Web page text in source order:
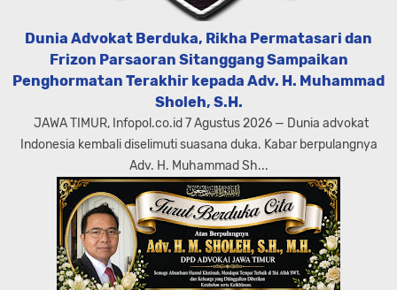
Dunia Advokat Berduka, Rikha Permatasari dan
Frizon Parsaoran Sitanggang Sampaikan
Penghormatan Terakhir kepada Adv. H. Muhammad
Sholeh, S.H.
JAWA TIMUR, Infopol.co.id 7 Agustus 2026 — Dunia advokat
Indonesia kembali diselimuti suasana duka. Kabar berpulangnya
Adv. H. Muhammad Sh...